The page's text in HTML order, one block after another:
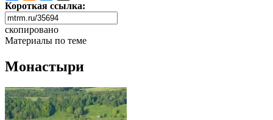
Короткая ссылка:
скопировано
Материалы по теме
Монастыри